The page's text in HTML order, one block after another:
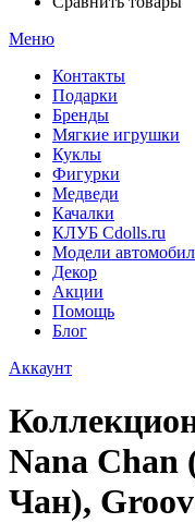
Меню
Контакты
Подарки
Бренды
Мягкие игрушки
Куклы
Фигурки
Медведи
Качалки
КЛУБ Cdolls.ru
Модели
Декор
Акции
Помощь
Блог
Аккаунт
Nana
Чан),